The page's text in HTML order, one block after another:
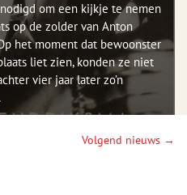
om een kijkje te nemen
op de zolder van Anton
het moment dat bewoonster
liet zien, konden ze niet
vier jaar later zo’n
Volgend nieuws →